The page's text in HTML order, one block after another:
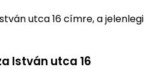
utca 16 címre, a jelenlegi
István utca 16